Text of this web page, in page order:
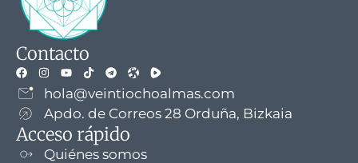
Contacto
hola@veintiochoalmas.com
Apdo. de Correos 28 Orduña, Bizkaia
Acceso rápido
Quiénes somos